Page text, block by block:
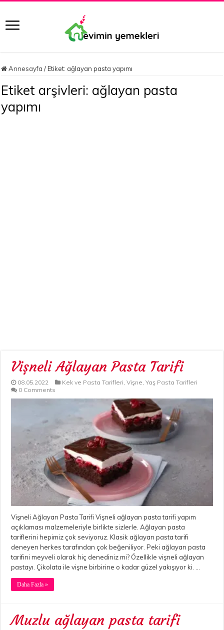
Annesayfa / Etiket: ağlayan pasta yapımı
Etiket arşivleri: ağlayan pasta
yapımı
Vişneli Ağlayan Pasta Tarifi
08.05.2022 Kek ve Pasta Tarifleri,Vişne,Yaş Pasta Tarifleri
0 Comments
Vişneli Ağlayan Pasta Tarifi Vişneli ağlayan pasta tarifi yapım
açıklaması malzemeleriyle birlikte sizlerle. Ağlayan pasta
tariflerini hepimiz çok seviyoruz. Klasik ağlayan pasta tarifi
deneyen herkes tarafından çok beğeniliyor. Peki ağlayan pasta
tarifini meyveli olarak hiç denediniz mi? Özellikle vişneli ağlayan
pastayı. Çikolata ile vişne birbirine o kadar güzel yakışıyor ki. …
Daha Fazla »
Muzlu ağlayan pasta tarifi